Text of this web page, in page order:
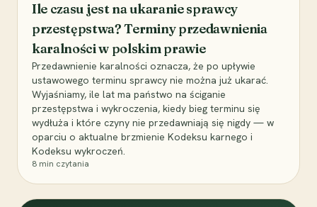
Ile czasu jest na ukaranie sprawcy
przestępstwa? Terminy przedawnienia
karalności w polskim prawie
Przedawnienie karalności oznacza, że po upływie
ustawowego terminu sprawcy nie można już ukarać.
Wyjaśniamy, ile lat ma państwo na ściganie
przestępstwa i wykroczenia, kiedy bieg terminu się
wydłuża i które czyny nie przedawniają się nigdy — w
oparciu o aktualne brzmienie Kodeksu karnego i
Kodeksu wykroczeń.
8 min czytania